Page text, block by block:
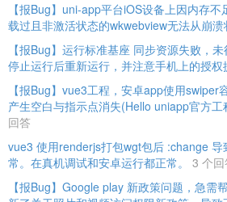
【报Bug】uni-app平台iOS设备上因内存
载过且非激活状态的wkwebview无法从崩溃
【报Bug】运行标准基座 同步资源失败，
停止运行后重新运行，并注意手机上的授权
【报Bug】vue3工程，安卓app使用swiper
产生空白与指示点消失(Hello uniapp官方
回答
vue3 使用renderjs打包wgt包后 :change
常。在真机调试和安卓运行都正常。
3 个
【报Bug】Google play 新政策问题，急需